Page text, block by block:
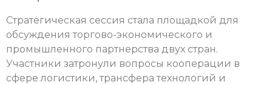
Стратегическая сессия стала площадкой для
обсуждения торгово-экономического и
промышленного партнерства двух стран.
Участники затронули вопросы кооперации в
сфере логистики, трансфера технологий и